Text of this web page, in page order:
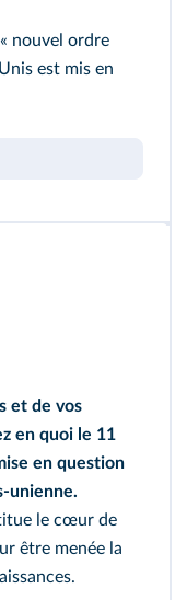
nouvel ordre
est mis en
et de vos
en quoi le 11
en question
unienne.
le cœur de
être menée la